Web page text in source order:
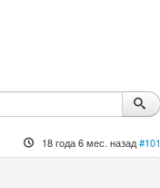
18 года 6 мес. назад#101